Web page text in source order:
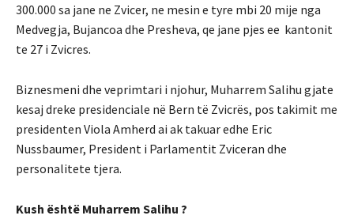
300.000 sa jane ne Zvicer, ne mesin e tyre mbi 20 mije nga
Medvegja, Bujancoa dhe Presheva, qe jane pjes ee kantonit
te 27 i Zvicres.
Biznesmeni dhe veprimtari i njohur, Muharrem Salihu gjate
kesaj dreke presidenciale në Bern të Zvicrës, pos takimit me
presidenten Viola Amherd ai ak takuar edhe Eric
Nussbaumer, President i Parlamentit Zviceran dhe
personalitete tjera.
Kush është Muharrem Salihu ?